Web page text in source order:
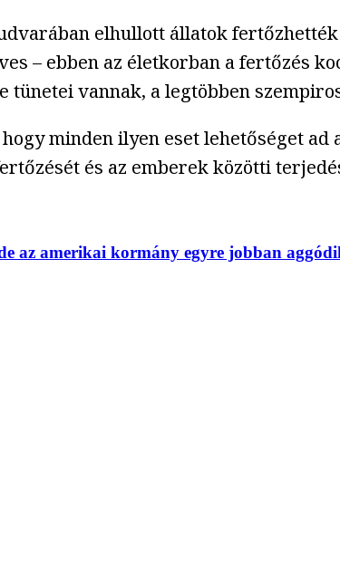
elhullott állatok
– ebben az életkorban a fertőzés
vannak, a legtöbben
minden ilyen eset lehetőséget
és az emberek közötti
az amerikai kormány egyre jobban